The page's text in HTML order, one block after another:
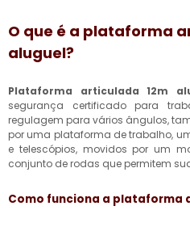
O que é a plataforma
aluguel?
Plataforma articulada 12m
segurança certificado para
regulagem para vários ângulos,
por uma plataforma de trabalho,
e telescópios, movidos por um
conjunto de rodas que permitem
Como funciona a plataforma